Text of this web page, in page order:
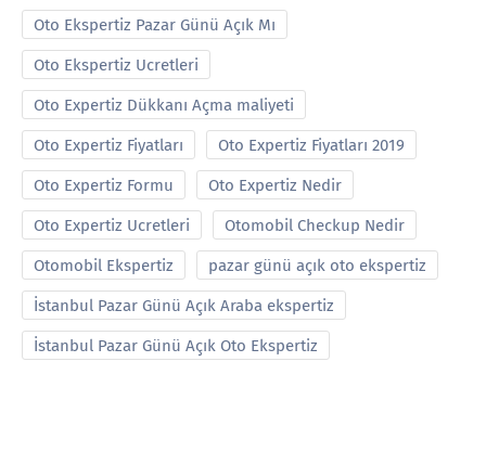
Oto Ekspertiz Pazar Günü Açık Mı
Oto Ekspertiz Ucretleri
Oto Expertiz Dükkanı Açma maliyeti
Oto Expertiz Fiyatları Oto Expertiz Fiyatları 2019
Oto Expertiz Formu Oto Expertiz Nedir
Oto Expertiz Ucretleri Otomobil Checkup Nedir
Otomobil Ekspertiz pazar günü açık oto ekspertiz
İstanbul Pazar Günü Açık Araba ekspertiz
İstanbul Pazar Günü Açık Oto Ekspertiz